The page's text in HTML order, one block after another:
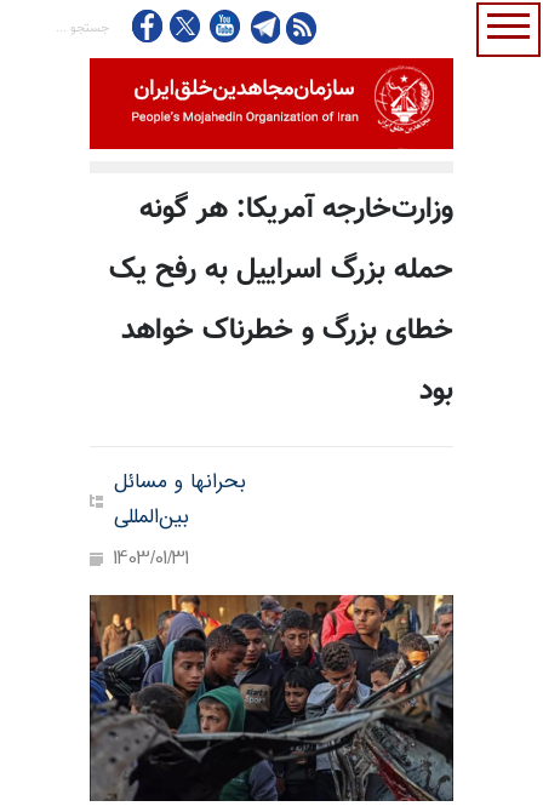
وزارت‌خارجه آمریکا: هر گونه
حمله بزرگ اسراییل به رفح یک
خطای بزرگ و خطرناک خواهد
بود
بحرانها و مسائل
بین‌المللی
1403/01/31